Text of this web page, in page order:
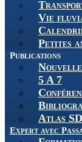
Vie
Petites
Publications
5 A 7
Atlas
Expert avec